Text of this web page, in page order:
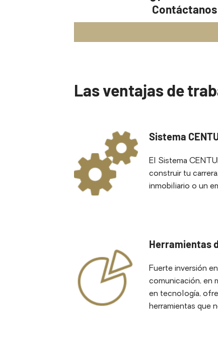
Las ventajas de
Sistema
El Sistema
construir tu
inmobiliario o un
Herramientas
Fuerte inversión
comunicación, en
en tecnología,
herramientas que